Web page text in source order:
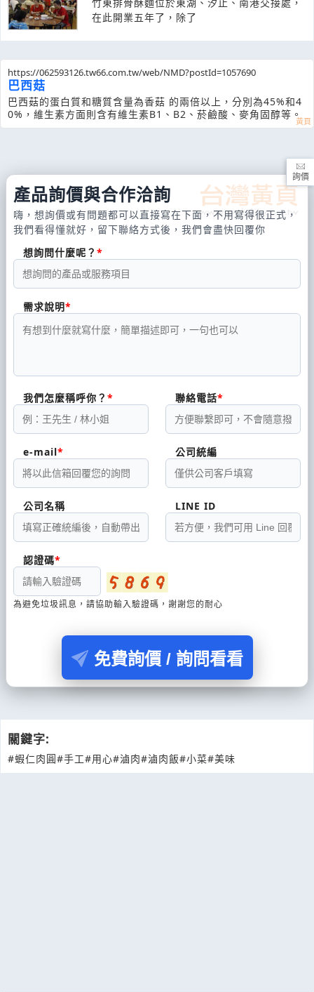
在此開業五年了，除了
https://062593126.tw66.com.tw/web/NMD?postId=1057690
巴西菇
巴西菇的蛋白質和糖質含量為香菇 的兩倍以上，分別為45%和4
0%，維生素方面則含有維生素B1、B2、菸鹼酸、麥角固醇等。
產品詢價與合作洽詢
嗨，想詢價或有問題都可以直接寫在下面，不用寫得很正式，
我們看得懂就好，留下聯絡方式後，我們會盡快回覆你
想詢問什麼呢？
需求說明
我們怎麼稱呼你？ 聯絡電話
e-mail 公司統編
公司名稱 LINE ID
認證碼
為避免垃圾訊息，請協助輸入驗證碼，謝謝您的耐心
免費詢價 / 詢問看看
關鍵字:
#蝦仁肉圓#手工#用心#滷肉#滷肉飯#小菜#美味
詢價